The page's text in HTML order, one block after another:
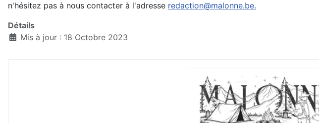
n'hésitez pas à nous contacter à l'adresse redaction@malonne.be.
Détails
Mis à jour : 18 Octobre 2023